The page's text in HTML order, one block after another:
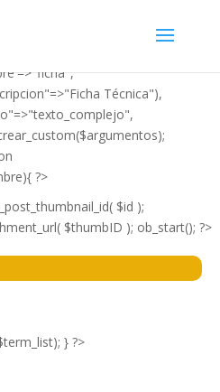
=>
de película"),
Técnica"),
?>
$id );
$thumbID ); ob_start(); ?>
} ?>